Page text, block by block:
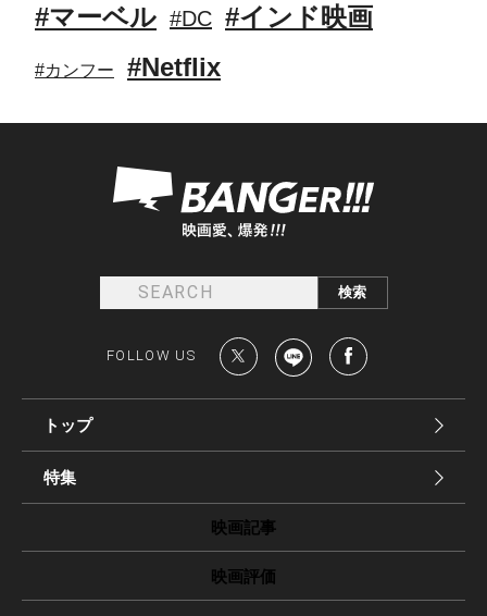
#マーベル #DC #インド映画
#カンフー #Netflix
FOLLOW US
トップ
特集
映画記事
映画評価